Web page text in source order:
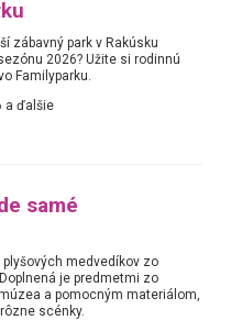
zábavný park v Rakúsku
2026? Užite si rodinnú
Familyparku.
a ďalšie
samé
medvedíkov zo
je predmetmi zo
a pomocným materiálom,
scénky.